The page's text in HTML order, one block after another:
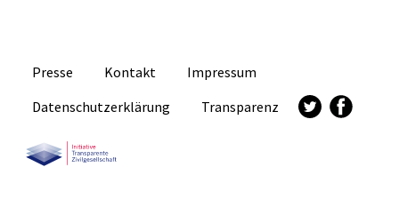
Presse Kontakt
Impressum
Datenschutzerklärung
Transparenz